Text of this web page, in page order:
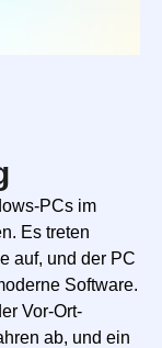
PCs im
Es treten
auf, und der PC
Software.
Vor-Ort-
ab, und ein